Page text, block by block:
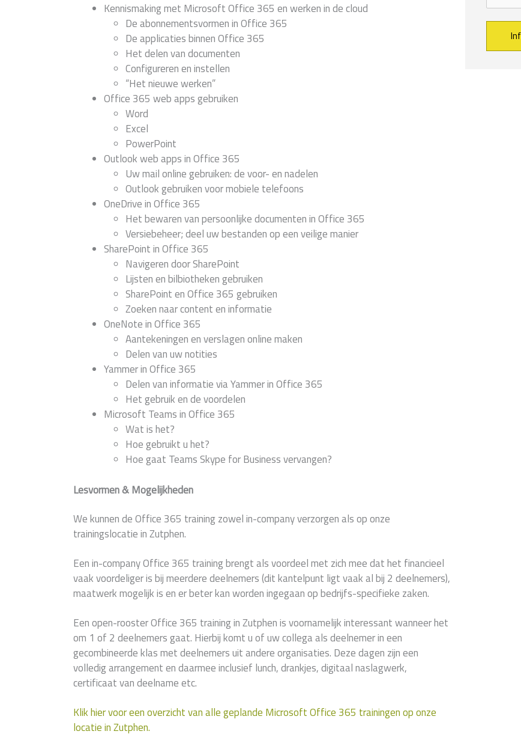
Kennismaking met Microsoft Office 365 en werken in de cloud
De abonnementsvormen in Office 365
De applicaties binnen Office 365
Het delen van documenten
Configureren en instellen
“Het nieuwe werken”
Office 365 web apps gebruiken
Word
Excel
PowerPoint
Outlook web apps in Office 365
Uw mail online gebruiken: de voor- en nadelen
Outlook gebruiken voor mobiele telefoons
OneDrive in Office 365
Het bewaren van persoonlijke documenten in Office 365
Versiebeheer; deel uw bestanden op een veilige manier
SharePoint in Office 365
Navigeren door SharePoint
Lijsten en bilbiotheken gebruiken
SharePoint en Office 365 gebruiken
Zoeken naar content en informatie
OneNote in Office 365
Aantekeningen en verslagen online maken
Delen van uw notities
Yammer in Office 365
Delen van informatie via Yammer in Office 365
Het gebruik en de voordelen
Microsoft Teams in Office 365
Wat is het?
Hoe gebruikt u het?
Hoe gaat Teams Skype for Business vervangen?
Lesvormen & Mogelijkheden
We kunnen de Office 365 training zowel in-company verzorgen als op onze
trainingslocatie in Zutphen.
Een in-company Office 365 training brengt als voordeel met zich mee dat het financieel
vaak voordeliger is bij meerdere deelnemers (dit kantelpunt ligt vaak al bij 2 deelnemers),
maatwerk mogelijk is en er beter kan worden ingegaan op bedrijfs-specifieke zaken.
Een open-rooster Office 365 training in Zutphen is voornamelijk interessant wanneer het
om 1 of 2 deelnemers gaat. Hierbij komt u of uw collega als deelnemer in een
gecombineerde klas met deelnemers uit andere organisaties. Deze dagen zijn een
volledig arrangement en daarmee inclusief lunch, drankjes, digitaal naslagwerk,
certificaat van deelname etc.
Klik hier voor een overzicht van alle geplande Microsoft Office 365 trainingen op onze
locatie in Zutphen.